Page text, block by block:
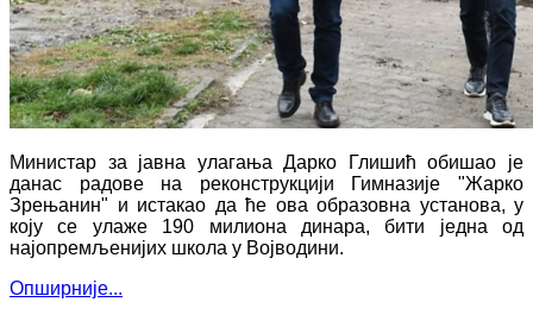
Министар за јавна улагања Дарко Глишић обишао је
данас радове на реконструкцији Гимназије "Жарко
Зрењанин" и истакао да ће ова образовна установа, у
коју се улаже 190 милиона динара, бити једна од
најопремљенијих школа у Војводини.
Опширније...